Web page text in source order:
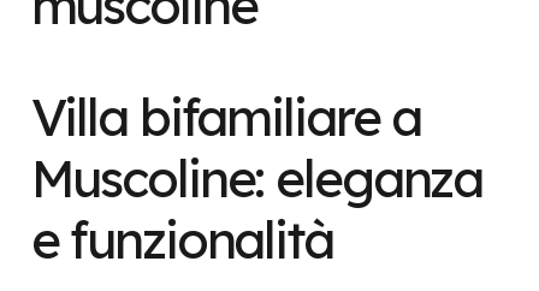
Villa bifamiliare a
Muscoline: eleganza
e funzionalità